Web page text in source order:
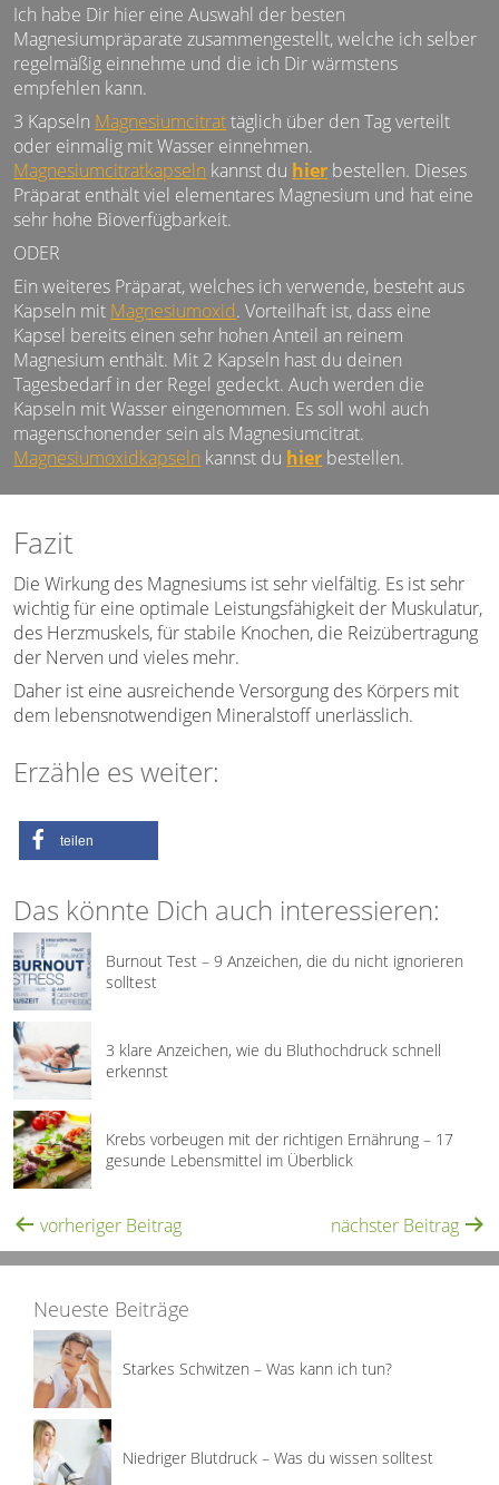
Ich habe Dir hier eine Auswahl der besten
Magnesiumpräparate zusammengestellt, welche ich selber
regelmäßig einnehme und die ich Dir wärmstens
empfehlen kann.
3 Kapseln Magnesiumcitrattäglich über den Tag verteilt
oder einmalig mit Wasser einnehmen.
Magnesiumcitratkapseln kannst du hier bestellen. Dieses
Präparat enthält viel elementares Magnesium und hat eine
sehr hohe Bioverfügbarkeit.
ODER
Ein weiteres Präparat, welches ich verwende, besteht aus
Kapseln mit Magnesiumoxid. Vorteilhaft ist, dass eine
Kapsel bereits einen sehr hohen Anteil an reinem
Magnesium enthält. Mit 2 Kapseln hast du deinen
Tagesbedarf in der Regel gedeckt. Auch werden die
Kapseln mit Wasser eingenommen. Es soll wohl auch
magenschonender sein als Magnesiumcitrat.
Magnesiumoxidkapseln kannst du hier bestellen.
Fazit
Die Wirkung des Magnesiums ist sehr vielfältig. Es ist sehr
wichtig für eine optimale Leistungsfähigkeit der Muskulatur,
des Herzmuskels, für stabile Knochen, die Reizübertragung
der Nerven und vieles mehr.
Daher ist eine ausreichende Versorgung des Körpers mit
dem lebensnotwendigen Mineralstoff unerlässlich.
Erzähle es weiter:
teilen
Das könnte Dich auch interessieren:
Burnout Test – 9 Anzeichen, die du nicht ignorieren
solltest
3 klare Anzeichen, wie du Bluthochdruck schnell
erkennst
Krebs vorbeugen mit der richtigen Ernährung – 17
gesunde Lebensmittel im Überblick
vorheriger Beitrag nächster Beitrag
Neueste Beiträge
Starkes Schwitzen – Was kann ich tun?
Niedriger Blutdruck – Was du wissen solltest